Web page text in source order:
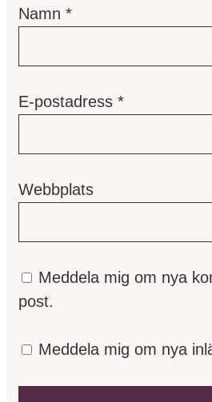
Namn *
E-postadress *
Webbplats
Meddela mig om nya
post.
Meddela mig om nya